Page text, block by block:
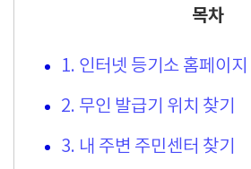
목차
1. 인터넷 등기소 홈페이지
2. 무인 발급기 위치 찾기
3. 내 주변 주민센터 찾기